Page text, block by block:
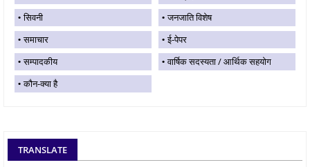
सिवनी
जनजाति विशेष
समाचार
ई-पेपर
सम्पादकीय
वार्षिक सदस्यता / आर्थिक सहयोग
कौन-क्या है
TRANSLATE